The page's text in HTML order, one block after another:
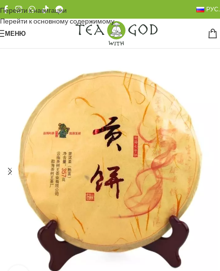
Перейти к навигации
Перейти к основному содержимому
РУС.
МЕНЮ